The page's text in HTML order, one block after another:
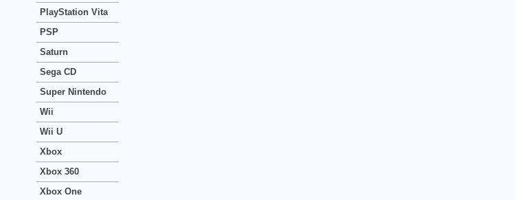
PlayStation Vita
PSP
Saturn
Sega CD
Super Nintendo
Wii
Wii U
Xbox
Xbox 360
Xbox One